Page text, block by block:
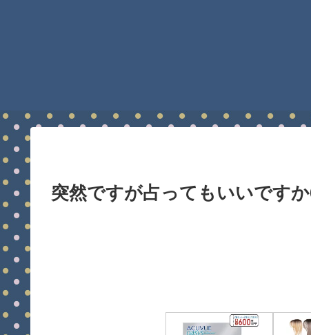
突然ですが占ってもいいです